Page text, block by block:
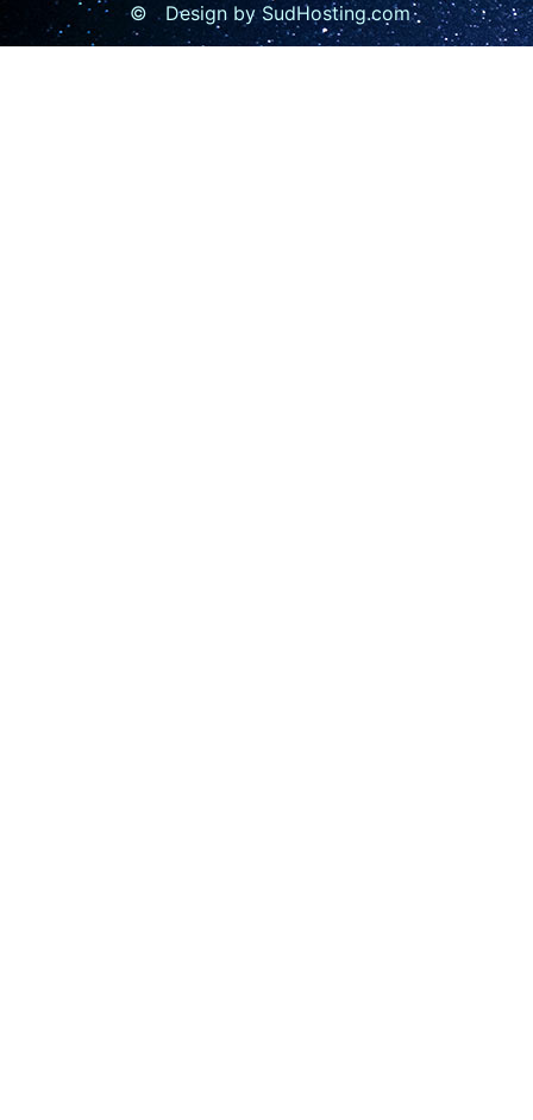
© Design by SudHosting.com